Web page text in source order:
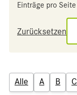
Einträge pro Seite
Zurücksetzen
Alle A B C